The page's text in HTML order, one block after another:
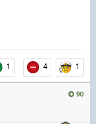
1 4 1
90